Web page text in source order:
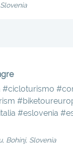
#cicloturismo
#eslovenia
Bohinj, Slovenia